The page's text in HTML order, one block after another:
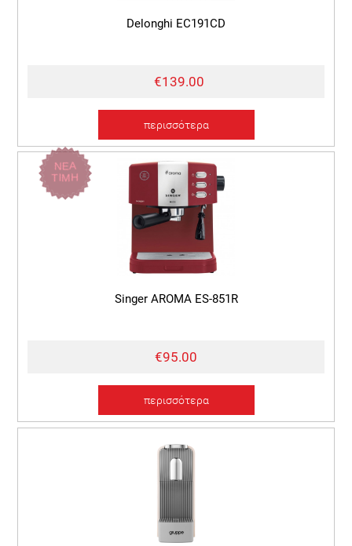
Delonghi EC191CD
€139.00
περισσότερα
ΝΕΑ
ΤΙΜΗ
Singer AROMA ES-851R
€95.00
περισσότερα